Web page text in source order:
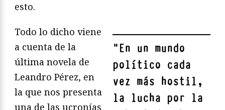
esto.
"En un mundo
político cada
vez más hostil,
la lucha por la
Todo lo dicho viene
a cuenta de la
última novela de
Leandro Pérez, en
la que nos presenta
una de las ucronías